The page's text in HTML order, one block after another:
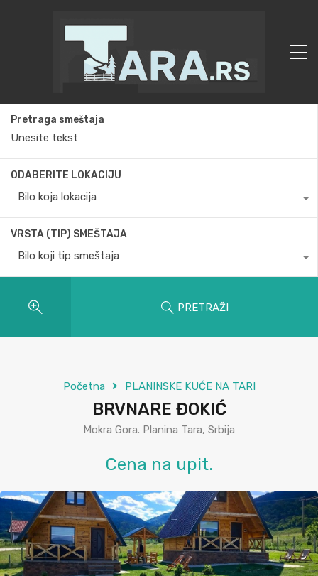
Pretraga smeštaja
ODABERITE LOKACIJU
Bilo koja lokacija
VRSTA (TIP) SMEŠTAJA
Bilo koji tip smeštaja
PRETRAŽI
Početna PLANINSKE KUĆE NA TARI
BRVNARE ĐOKIĆ
Mokra Gora. Planina Tara, Srbija
Cena na upit.